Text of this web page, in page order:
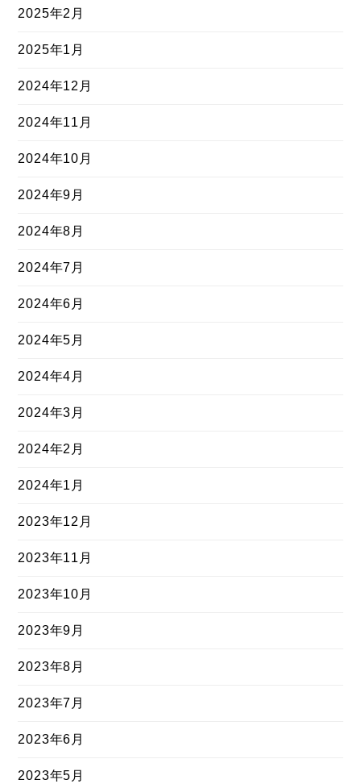
2025年2月
2025年1月
2024年12月
2024年11月
2024年10月
2024年9月
2024年8月
2024年7月
2024年6月
2024年5月
2024年4月
2024年3月
2024年2月
2024年1月
2023年12月
2023年11月
2023年10月
2023年9月
2023年8月
2023年7月
2023年6月
2023年5月